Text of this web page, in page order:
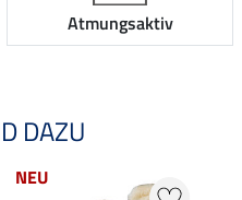
Atmungsaktiv
DAZU
NEU